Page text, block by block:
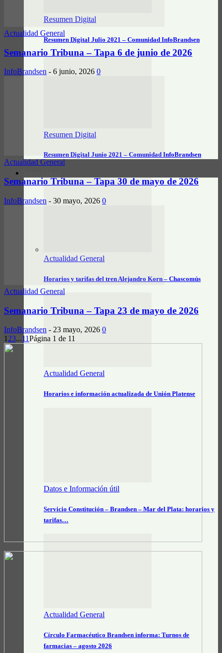
Resumen Digital
Resumen Digital Julio 2021 – Comunidad InfoBrandsen
Resumen Digital
Resumen Digital Junio 2021 – Comunidad InfoBrandsen
Actualidad General
Horarios y tarifas del tren Alejandro Korn – Chascomús
Actualidad General
Horarios e información actualizada de Unión Platense
Datos e Información útil
Servicio Constitución – Brandsen – Mar del Plata: horarios y
tarifas…
Actualidad General
Círculo Farmacéutico Brandsen informa: Turnos de
farmacias – agosto 2026
Actualidad General
Semanario Tribuna – Tapa 6 de junio de 2026
InfoBrandsen - 6 junio, 2026 0
Actualidad General
Semanario Tribuna – Tapa 30 de mayo de 2026
InfoBrandsen - 30 mayo, 2026 0
Actualidad General
Semanario Tribuna – Tapa 23 de mayo de 2026
InfoBrandsen - 23 mayo, 2026 0
1 23...11Página 1 de 11